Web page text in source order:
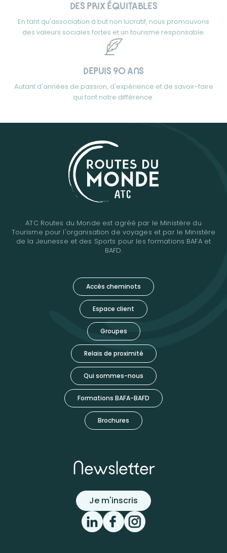
DES PRIX ÉQUITABLES
En tant qu'association à but non lucratif, nous promouvons
des valeurs sociales fortes et un tourisme responsable.
DEPUIS 90 ANS
Autant d'années de passion, d'expérience et de savoir-faire
qui font notre différence.
Accès cheminots
Espace client
Groupes
Relais de proximité
Qui sommes-nous
Formations BAFA-BAFD
Brochures
ATC Routes du Monde est agréé par le Ministère du
Tourisme pour l'organisation de voyages et par le Ministère
de la Jeunesse et des Sports pour les formations BAFA et
BAFD.
Newsletter
Je m'inscris